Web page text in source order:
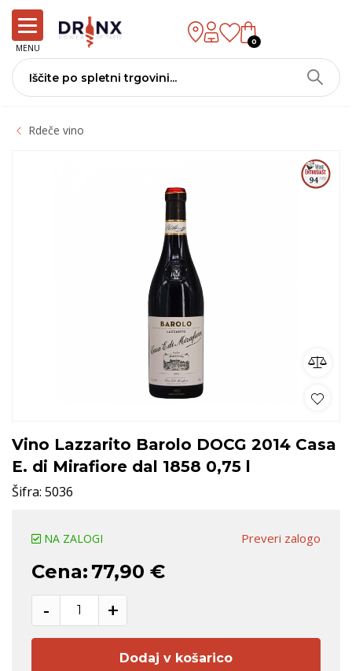
MENU
0
Rdeče vino
Vino Lazzarito Barolo DOCG 2014 Casa
E. di Mirafiore dal 1858 0,75 l
Šifra: 5036
Preveri zalogo
NA ZALOGI
Cena: 77,90 €
- +
Dodaj v košarico